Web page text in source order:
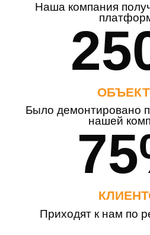
Наша компания
Было демонтировано
нашей
Приходят к нам по